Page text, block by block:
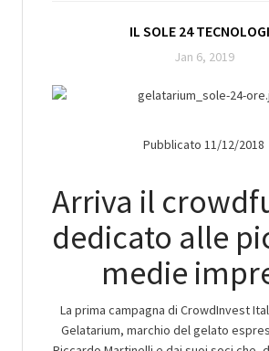
IL SOLE 24
Jan 6, 2019
Pubblicato 11/12/2018
Arriva il
dedicato alle
medie
La prima campagna di CrowdInvest
Gelatarium, marchio del gelato